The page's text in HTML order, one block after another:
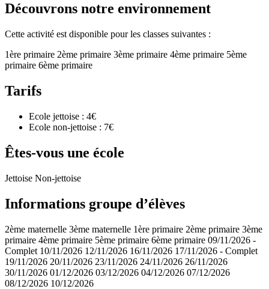
Découvrons notre environnement
Cette activité est disponible pour les classes suivantes :
1ère primaire 2ème primaire 3ème primaire 4ème primaire 5ème
primaire 6ème primaire
Tarifs
Ecole jettoise : 4€
Ecole non-jettoise : 7€
Êtes-vous une école
Jettoise Non-jettoise
Informations groupe d’élèves
2ème maternelle 3ème maternelle 1ère primaire 2ème primaire 3ème
primaire 4ème primaire 5ème primaire 6ème primaire 09/11/2026 -
Complet 10/11/2026 12/11/2026 16/11/2026 17/11/2026 - Complet
19/11/2026 20/11/2026 23/11/2026 24/11/2026 26/11/2026
30/11/2026 01/12/2026 03/12/2026 04/12/2026 07/12/2026
08/12/2026 10/12/2026